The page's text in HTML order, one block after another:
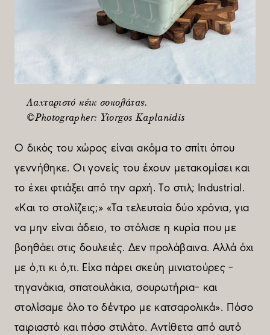
Λαχταριστό κέικ σοκολάτας.
©Photographer: Yiorgos Kaplanidis
Ο δικός του χώρος είναι ακόµα το σπίτι όπου
γεννήθηκε. Οι γονείς του έχουν µετακοµίσει και
το έχει φτιάξει από την αρχή. Το στιλ; Ιndustrial.
«Και το στολίζεις;» «Τα τελευταία δύο χρόνια, για
να µην είναι άδειο, το στόλισε η κυρία που µε
βοηθάει στις δουλειές. Δεν προλάβαινα. Αλλά όχι
µε ό,τι κι ό,τι. Είχα πάρει σκεύη µινιατούρες –
τηγανάκια, σπατουλάκια, σουρωτήρια– και
στολίσαµε όλο το δέντρο µε κατσαρολικά». Πόσο
ταιριαστό και πόσο στιλάτο. Αντίθετα από αυτό